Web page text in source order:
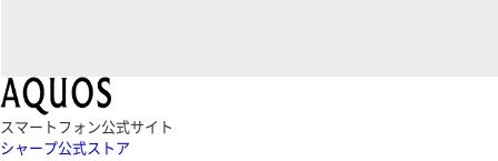
スマートフォン公式サイト
シャープ公式ストア